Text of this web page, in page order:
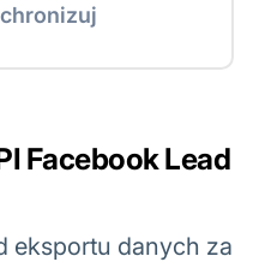
Facebook Lead
eksportu danych za